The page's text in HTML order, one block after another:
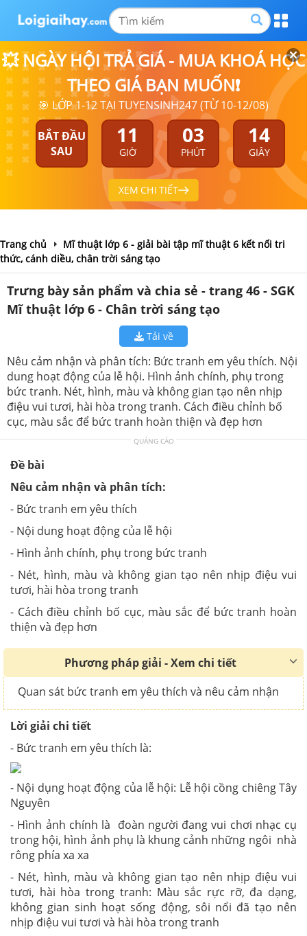
💥 NGÀY HỘI TRẢ GIÁ - MUA KHOÁ HỌC
THEO GIÁ BẠN MUỐN❗
🎯 LỚP 1-12 TẠI TUYENSINH247 (TỪ 10-12/08)
BẮT ĐẦU
SAU
11
GIỜ
03
PHÚT
14
GIÂY
XEM CHI TIẾT
Trang chủ
Mĩ thuật lớp 6 - giải bài tập mĩ thuật 6 kết nối tri
thức, cánh diều, chân trời sáng tạo
Trưng bày sản phẩm và chia sẻ - trang 46 - SGK
Mĩ thuật lớp 6 - Chân trời sáng tạo
Tải về
Nêu cảm nhận và phân tích: Bức tranh em yêu thích. Nội
dung hoạt động của lễ hội. Hình ảnh chính, phụ trong
bức tranh. Nét, hình, màu và không gian tạo nên nhịp
điệu vui tươi, hài hòa trong tranh. Cách điều chỉnh bố
cục, màu sắc để bức tranh hoàn thiện và đẹp hơn
QUẢNG CÁO
Đề bài
Nêu cảm nhận và phân tích:
- Bức tranh em yêu thích
- Nội dung hoạt động của lễ hội
- Hình ảnh chính, phụ trong bức tranh
- Nét, hình, màu và không gian tạo nên nhịp điệu vui
tươi, hài hòa trong tranh
- Cách điều chỉnh bố cục, màu sắc để bức tranh hoàn
thiện và đẹp hơn
Phương pháp giải - Xem chi tiết
Quan sát bức tranh em yêu thích và nêu cảm nhận
Lời giải chi tiết
- Bức tranh em yêu thích là:
- Nội dụng hoạt động của lễ hội: Lễ hội cồng chiêng Tây
Nguyên
- Hình ảnh chính là đoàn người đang vui chơi nhạc cụ
trong hội, hình ảnh phụ là khung cảnh những ngôi nhà
rông phía xa xa
- Nét, hình, màu và không gian tạo nên nhịp điệu vui
tươi, hài hòa trong tranh: Màu sắc rực rỡ, đa dạng,
không gian sinh hoạt sống động, sôi nổi đã tạo nên
nhịp điệu vui tươi và hài hòa trong tranh